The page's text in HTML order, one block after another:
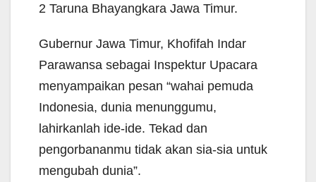
2 Taruna Bhayangkara Jawa Timur.
Gubernur Jawa Timur, Khofifah Indar
Parawansa sebagai Inspektur Upacara
menyampaikan pesan “wahai pemuda
Indonesia, dunia menunggumu,
lahirkanlah ide-ide. Tekad dan
pengorbananmu tidak akan sia-sia untuk
mengubah dunia”.